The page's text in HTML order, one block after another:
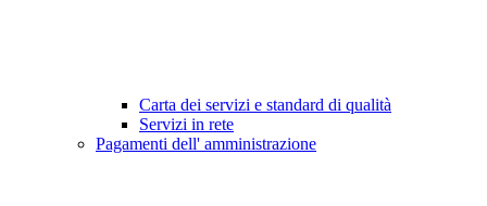
Carta dei servizi e standard di qualità
Servizi in rete
Pagamenti dell' amministrazione